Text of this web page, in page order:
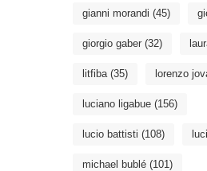
gianni morandi (45)
giorgio gaber (32)
litfiba(35) lorenzo
luciano ligabue (156)
lucio battisti (108)
michael bublé (101)